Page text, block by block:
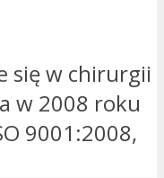
się w chirurgii
w 2008 roku
9001:2008,